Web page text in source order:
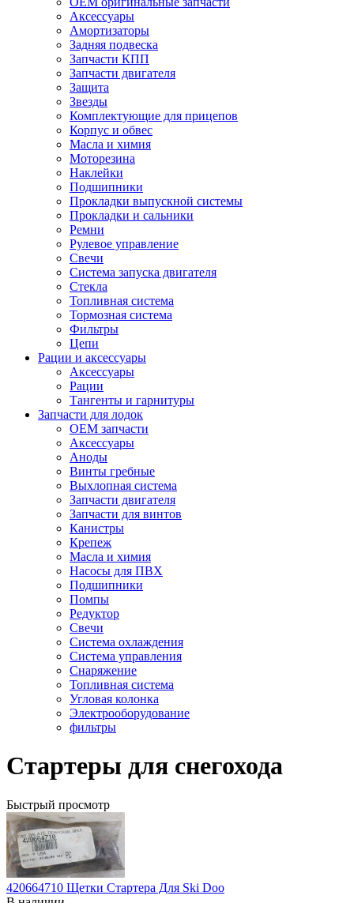
Аксессуары
Амортизаторы
Задняя подвеска
Запчасти КПП
Запчасти двигателя
Защита
Звезды
Комплектующие для прицепов
Корпус и обвес
Масла и химия
Моторезина
Наклейки
Подшипники
Прокладки выпускной системы
Прокладки и сальники
Ремни
Рулевое управление
Свечи
Система запуска двигателя
Стекла
Топливная система
Тормозная система
Фильтры
Цепи
Рации и аксессуары
Аксессуары
Рации
Тангенты и гарнитуры
Запчасти для лодок
OEM запчасти
Аксессуары
Аноды
Винты гребные
Выхлопная система
Запчасти двигателя
Запчасти для винтов
Канистры
Крепеж
Масла и химия
Насосы для ПВХ
Подшипники
Помпы
Редуктор
Свечи
Система охлаждения
Система управления
Снаряжение
Топливная система
Угловая колонка
Электрооборудование
фильтры
Стартеры для снегохода
Быстрый просмотр
420664710 Щетки Стартера Для Ski Doo